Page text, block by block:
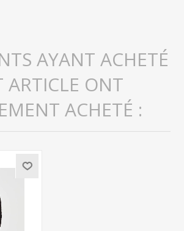
AYANT ACHETÉ
ARTICLE ONT
ACHETÉ :